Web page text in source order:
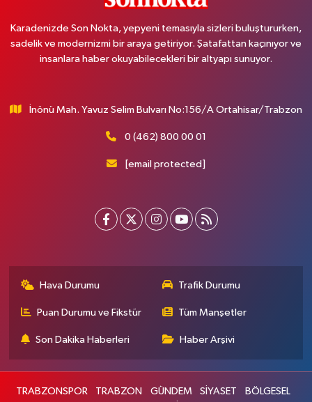
Karadenizde Son Nokta, yepyeni temasıyla sizleri buluştururken,
sadelik ve modernizmi bir araya getiriyor. Şatafattan kaçınıyor ve
insanlara haber okuyabilecekleri bir altyapı sunuyor.
İnönü Mah. Yavuz Selim Bulvarı No:156/A Ortahisar/Trabzon
0 (462) 800 00 01
[email protected]
Hava Durumu Trafik Durumu
Puan Durumu ve Fikstür Tüm Manşetler
Son Dakika Haberleri Haber Arşivi
TRABZONSPOR TRABZON GÜNDEM SİYASET
BÖLGESEL